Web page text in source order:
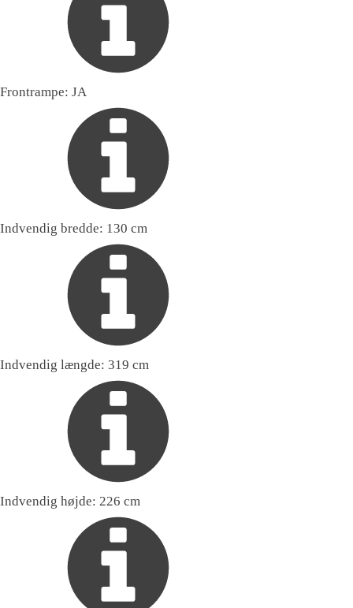
Frontrampe: JA
Indvendig bredde: 130 cm
Indvendig længde: 319 cm
Indvendig højde: 226 cm